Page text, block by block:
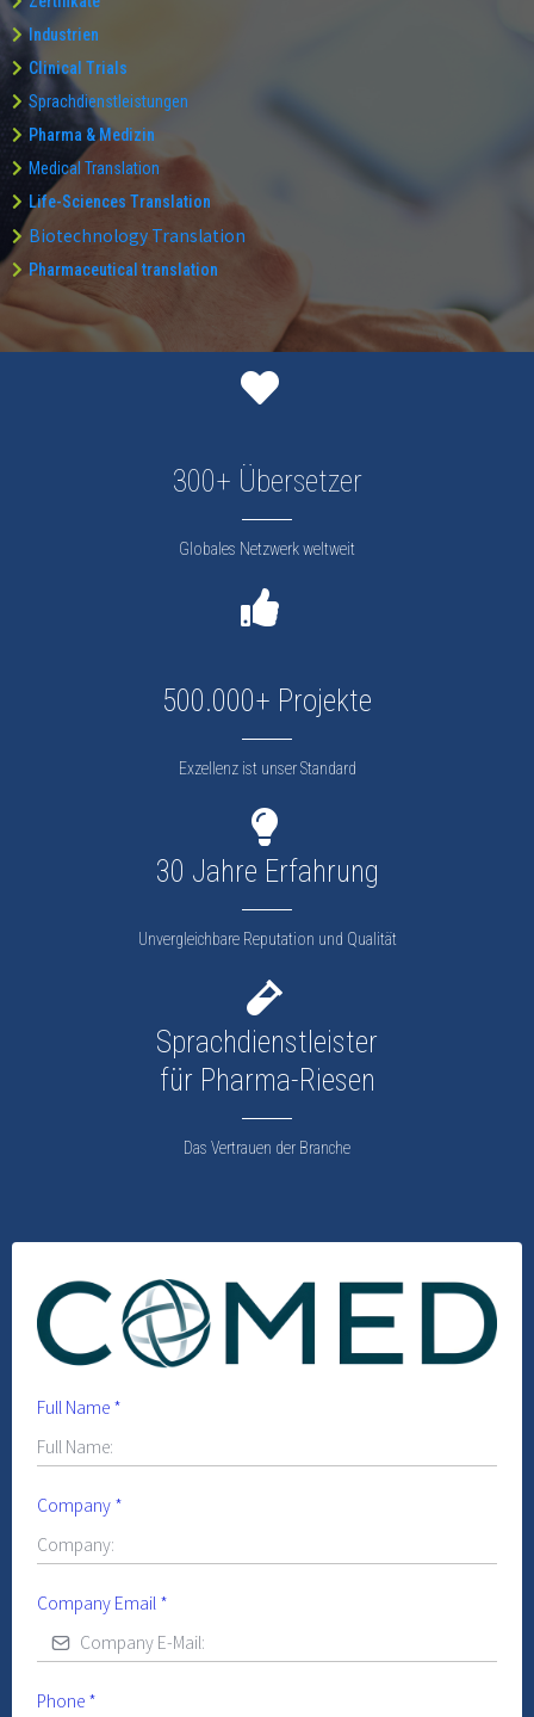
Industrien
Clinical Trials
Sprachdienstleistungen
Pharma & Medizin
Medical Translation
Life-Sciences Translation
Biotechnology Translation
Pharmaceutical translation
300+ Übersetzer
Globales Netzwerk weltweit
500.000+ Projekte
Exzellenz ist unser Standard
30 Jahre Erfahrung
Unvergleichbare Reputation und Qualität
Sprachdienstleister
für Pharma-Riesen
Das Vertrauen der Branche
Full Name *
Company *
Company Email *
Phone *